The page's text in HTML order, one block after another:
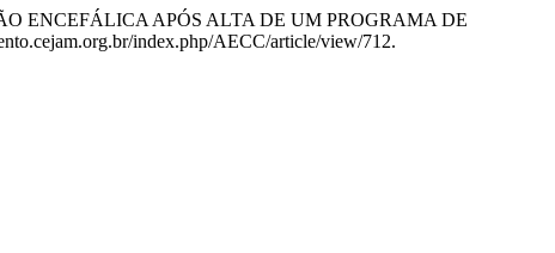
ENCEFÁLICA APÓS ALTA DE UM PROGRAMA DE
index.php/AECC/article/view/712.